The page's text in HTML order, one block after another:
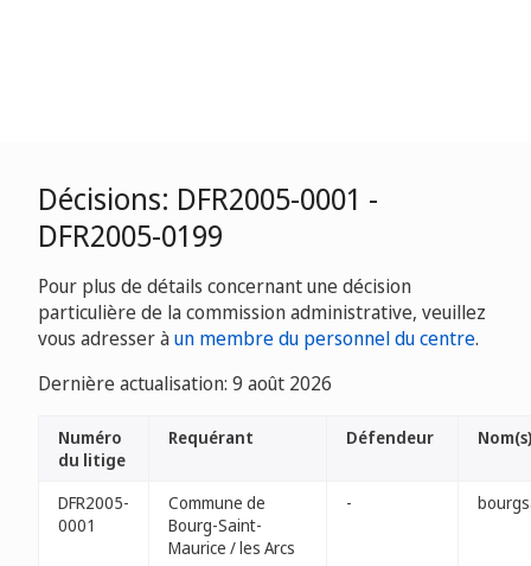
Décisions: DFR2005-0001 -
DFR2005-0199
Pour plus de détails concernant une décision
particulière de la commission administrative, veuillez
vous adresser àun membre du personnel du centre.
Dernière actualisation: 9 août 2026
Numéro
du litige
Requérant Défendeur
DFR2005-
0001
Commune de
Bourg-Saint-
Maurice / les Arcs
-